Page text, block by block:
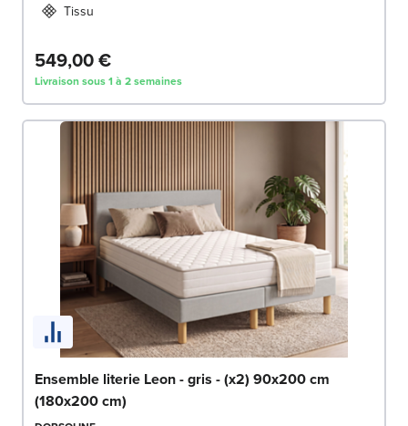
Tissu
549,00 €
Livraison sous 1 à 2 semaines
Ensemble literie Leon - gris - (x2) 90x200 cm
(180x200 cm)